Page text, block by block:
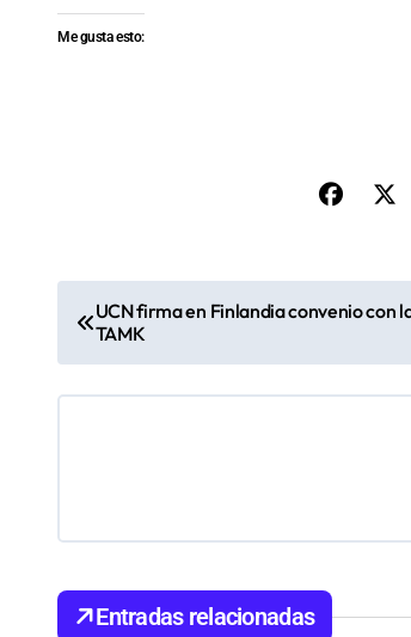
Me gusta esto:
a
v
a
c
UCN firma en Finlandia convenio con
TAMK
Entradas relacionadas